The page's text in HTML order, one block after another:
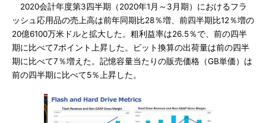
2020会計年度第3四半期（2020年1月～3月期）におけるフラ
ッシュ応用品の売上高は前年同期比28％増、前四半期比12％増の
20億6100万米ドルと拡大した。粗利益率は26.5％で、前の四半
期に比べて7ポイント上昇した。ビット換算の出荷量は前の四半
期に比べて7％増えた。記憶容量当たりの販売価格（GB単価）は
前の四半期に比べて5％上昇した。